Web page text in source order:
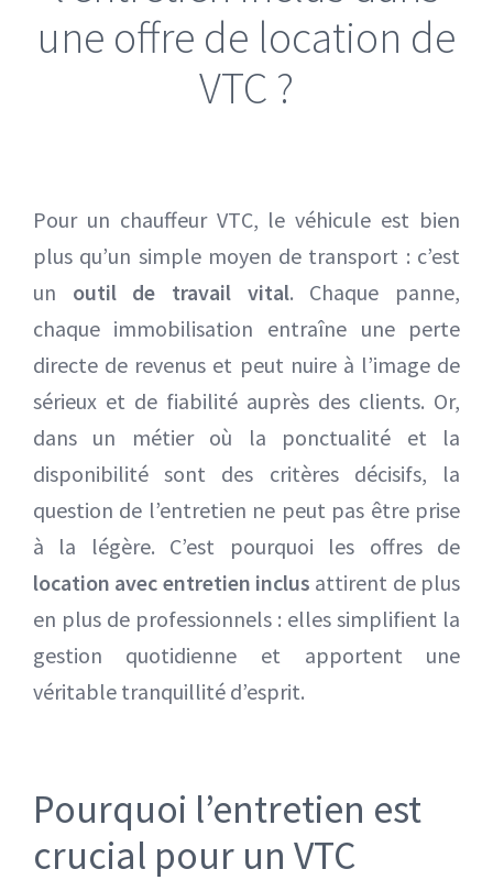
Mercedes EQV 8 places
Volkswagen ID. Buzz 7 places
une offre de location de
VTC ?
Pour un chauffeur VTC, le véhicule est bien
plus qu’un simple moyen de transport : c’est
un outil de travail vital. Chaque panne,
chaque immobilisation entraîne une perte
directe de revenus et peut nuire à l’image de
sérieux et de fiabilité auprès des clients. Or,
dans un métier où la ponctualité et la
disponibilité sont des critères décisifs, la
question de l’entretien ne peut pas être prise
à la légère. C’est pourquoi les offres de
location avec entretien inclus attirent de plus
en plus de professionnels : elles simplifient la
gestion quotidienne et apportent une
véritable tranquillité d’esprit.
Pourquoi l’entretien est
crucial pour un VTC